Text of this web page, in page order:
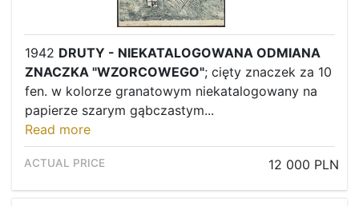
1942 DRUTY - NIEKATALOGOWANA ODMIANA
ZNACZKA "WZORCOWEGO"; cięty znaczek za 10
fen. w kolorze granatowym niekatalogowany na
papierze szarym gąbczastym...
Read more
12 000 PLN